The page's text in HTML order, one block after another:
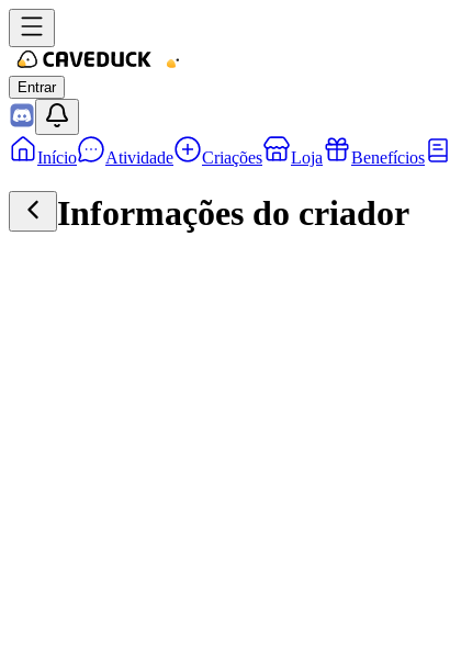
Entrar
Início Atividade Criações Loja Benefícios
Informações do criador